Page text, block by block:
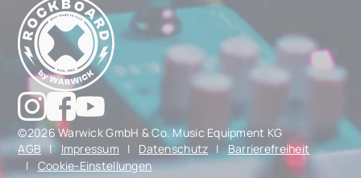
©2026 Warwick GmbH & Co. Music Equipment KG
AGB | Impressum | Datenschutz |
Barrierefreiheit
|
Cookie-Einstellungen